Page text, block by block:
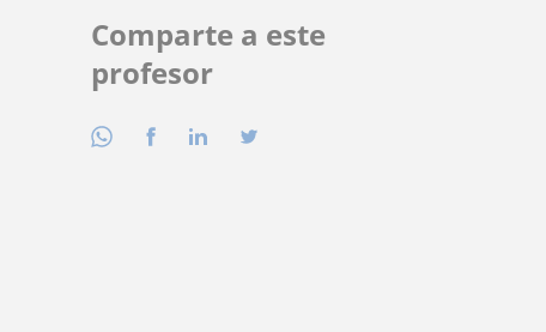
Comparte a este
profesor